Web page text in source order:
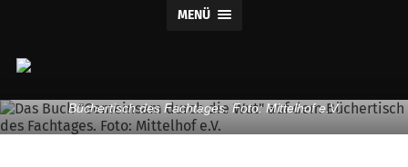
MENÜ
Claus
Verlag
Büchertisch des Fachtages. Foto: Mittelhof e.V.